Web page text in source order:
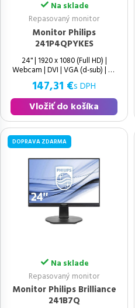
Na sklade
Repasovaný monitor
Monitor Philips
241P4QPYKES
24" | 1920 x 1080 (Full HD) |
Webcam | DVI | VGA (d-sub) | DP
| USB 2.0 | Speakers | 16:9 |
Zachovalý
147,31 €s DPH
Vložiť do košíka
DOPRAVA ZDARMA
Na sklade
Repasovaný monitor
Monitor Philips Brilliance
241B7Q